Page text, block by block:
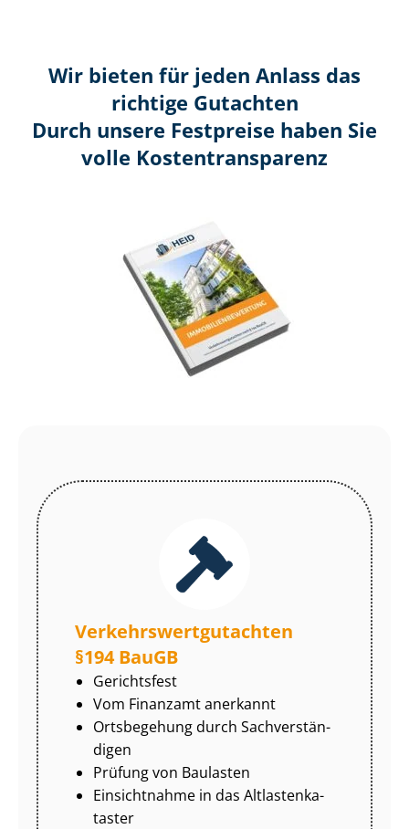
Wir bieten für jeden Anlass das
richtige Gutachten
Durch unsere Festpreise haben Sie
volle Kosten­transparenz
Ver­kehrs­wert­gut­ach­ten
§194 BauGB
Gerichtsfest
Vom Finanzamt anerkannt
Ortsbegehung durch Sach­ver­stän­
di­gen
Prüfung von Baulasten
Einsichtnahme in das Alt­las­ten­ka­
tas­ter